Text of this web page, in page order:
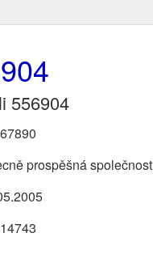
556904
prospěšná společnost